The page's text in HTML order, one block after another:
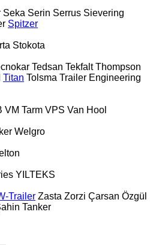
Seka Serin Serrus Sievering
Spitzer
Stokota
Tedsan Tekfalt Thompson
Titan Tolsma Trailer Engineering
VM Tarm VPS Van Hool
Welgro
YILTEKS
Trailer Zasta Zorzi Çarsan Özgül
Tanker